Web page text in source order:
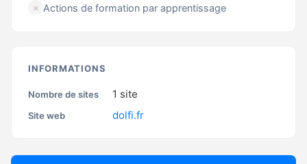
✗ Actions de formation par apprentissage
INFORMATIONS
Nombre de sites 1 site
Site web dolfi.fr